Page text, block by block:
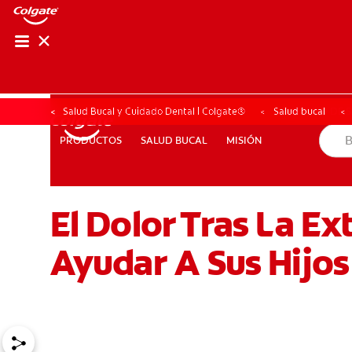
PRODUCTOS SALUD BUCAL MISIÓN
PARA PROFESIONALES DÓNDE COMPRAR UY (ES)
PRODUCTOS SALUD BUCAL MISIÓN
CHEQUEO DE
Salud Bucal y Cuidado Dental | Colgate® Salud bucal
El Dolor Tras La
Ayudar A Sus